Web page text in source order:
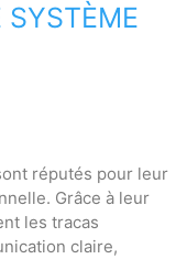
SYSTÈME
réputés pour leur
Grâce à leur
les tracas
claire,